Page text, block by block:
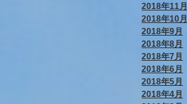
2018年11月
2018年10月
2018年9月
2018年8月
2018年7月
2018年6月
2018年5月
2018年4月